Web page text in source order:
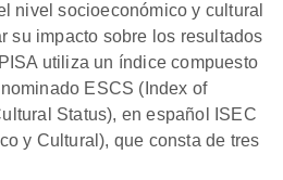
nivel socioeconómico y cultural
su impacto sobre los resultados
utiliza un índice compuesto
ESCS (Index of
Status), en español ISEC
y Cultural), que consta de tres